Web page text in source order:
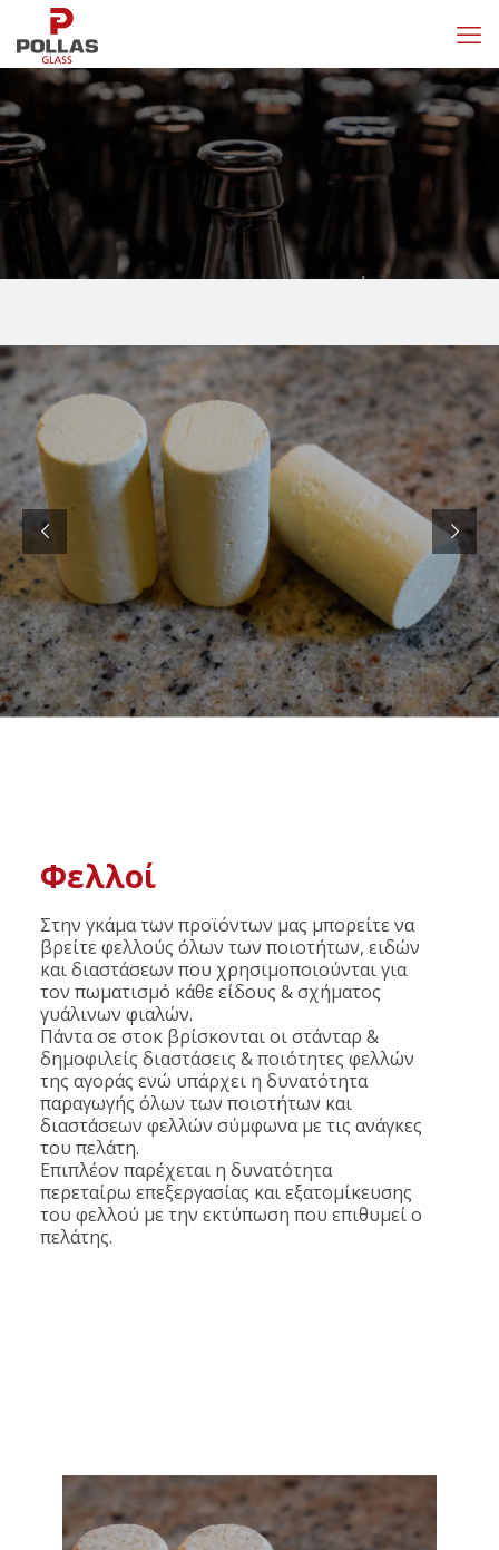
Φελλοί
Στην γκάμα των προϊόντων μας μπορείτε να
βρείτε φελλούς όλων των ποιοτήτων, ειδών
και διαστάσεων που χρησιμοποιούνται για
τον πωματισμό κάθε είδους & σχήματος
γυάλινων φιαλών.
Πάντα σε στοκ βρίσκονται οι στάνταρ &
δημοφιλείς διαστάσεις & ποιότητες φελλών
της αγοράς ενώ υπάρχει η δυνατότητα
παραγωγής όλων των ποιοτήτων και
διαστάσεων φελλών σύμφωνα με τις ανάγκες
του πελάτη.
Επιπλέον παρέχεται η δυνατότητα
περεταίρω επεξεργασίας και εξατομίκευσης
του φελλού με την εκτύπωση που επιθυμεί ο
πελάτης.